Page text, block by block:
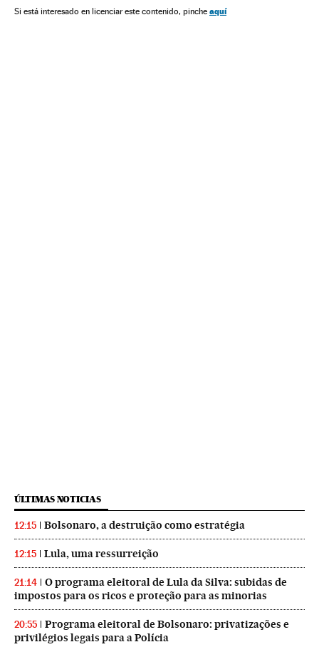
Si está interesado en licenciar este contenido, pinche aquí
ÚLTIMAS NOTICIAS
12:15 Bolsonaro, a destruição como estratégia
12:15 Lula, uma ressurreição
21:14
O programa eleitoral de Lula da Silva: subidas de
impostos para os ricos e proteção para as minorias
20:55
Programa eleitoral de Bolsonaro: privatizações e
privilégios legais para a Polícia